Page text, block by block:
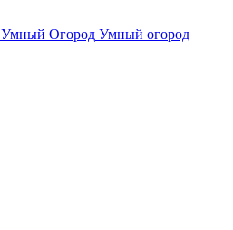
Умный огород